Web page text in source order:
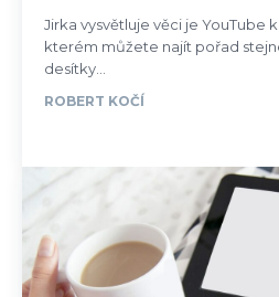
Jirka vysvětluje věci je YouTube
kterém můžete najít pořad
desítky...
ROBERT KOČÍ